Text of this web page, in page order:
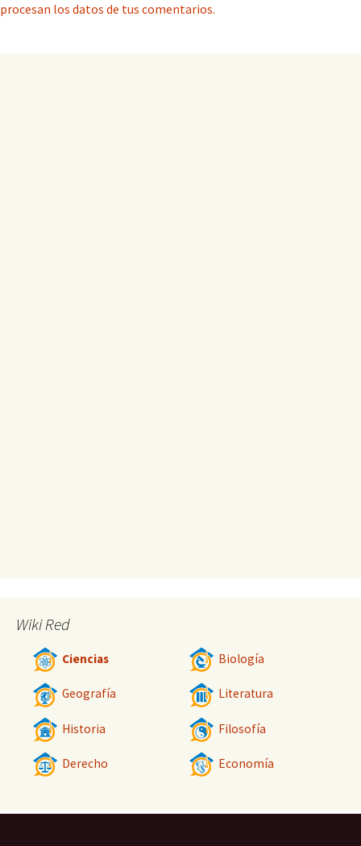
procesan los datos de tus comentarios.
Wiki Red
Ciencias Biología
Geografía Literatura
Historia Filosofía
Derecho Economía